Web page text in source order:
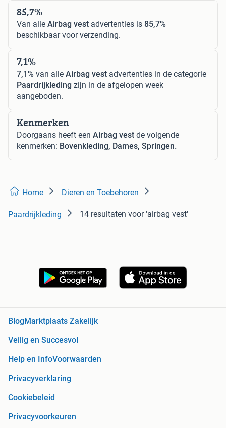
85,7%
Van alle Airbag vest advertenties is 85,7%
beschikbaar voor verzending.
7,1%
7,1% van alle Airbag vest advertenties in de categorie
Paardrijkleding zijn in de afgelopen week
aangeboden.
Kenmerken
Doorgaans heeft een Airbag vest de volgende
kenmerken: Bovenkleding, Dames, Springen.
Home Dieren en Toebehoren
Paardrijkleding 14 resultaten voor 'airbag vest'
BlogMarktplaats Zakelijk
Veilig en Succesvol
Help en InfoVoorwaarden
Privacyverklaring
Cookiebeleid
Privacyvoorkeuren